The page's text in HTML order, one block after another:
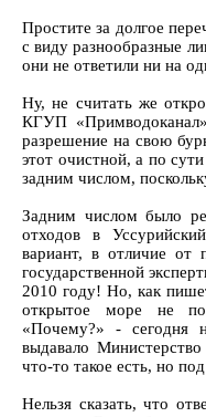
Простите за долгое
с виду разнообразные
они не ответили ни на
Ну, не считать же
КГУП
разрешение на свою
этот очистной, а по
задним числом,
Задним числом было
отходов в
вариант, в отличие от
государственной
2010 году! Но, как
открытое море не
«Почему?» - сегодня
выдавало
что-то такое есть, но
Нельзя сказать, что